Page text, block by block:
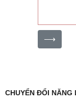
⟶
CHUYỂN ĐỔI NĂNG